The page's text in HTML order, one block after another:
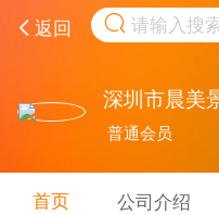
返回
深圳市晨美
普通会员
首页 公司介绍